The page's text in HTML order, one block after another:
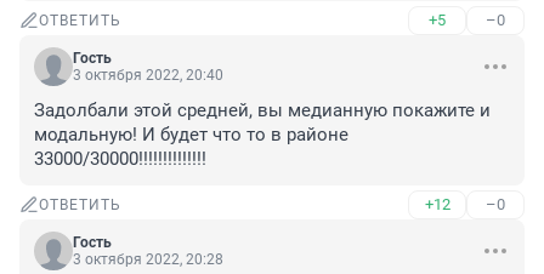
ОТВЕТИТЬ +5 –0
Гость
3 октября 2022, 20:40
Задолбали этой средней, вы медианную покажите и
модальную! И будет что то в районе
33000/30000!!!!!!!!!!!!!!
ОТВЕТИТЬ +12 –0
Гость
3 октября 2022, 20:28